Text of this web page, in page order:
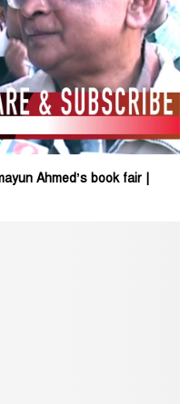
Ahmed’s book fair |